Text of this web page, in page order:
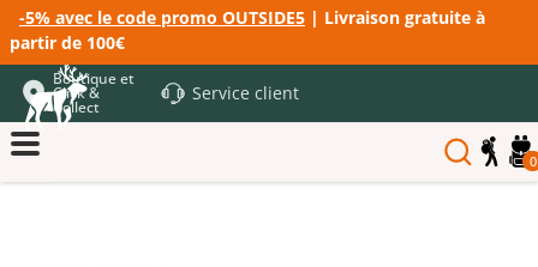
-5% avec le code promo OUTSIDE5 | Livraison gratuite à
partir de 100€
Boutique et
Click &
Collect
Service client
0